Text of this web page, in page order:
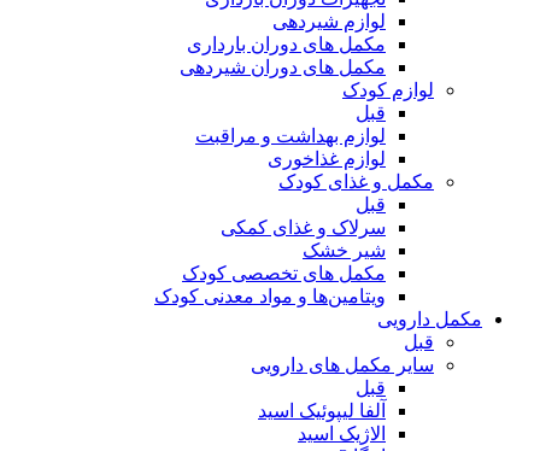
لوازم شیردهی
مکمل های دوران بارداری
مکمل های دوران شیردهی
لوازم کودک
قبل
لوازم بهداشت و مراقبت
لوازم غذاخوری
مکمل و غذای کودک
قبل
سرلاک و غذای کمکی
شیر خشک
مکمل های تخصصی کودک
ویتامین‌ها و مواد معدنی کودک
مکمل دارویی
قبل
سایر مکمل های دارویی
قبل
آلفا لیپوئیک اسید
الاژیک اسید